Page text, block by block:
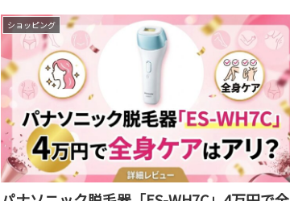
ショッピング